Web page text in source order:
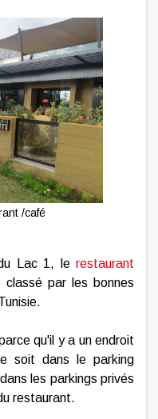
/café
Lac 1, le restaurant
par les bonnes
qu'il y a un endroit
soit dans le parking
les parkings privés
restaurant.